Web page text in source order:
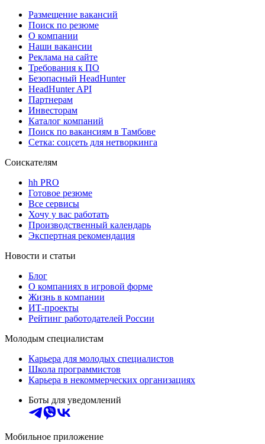
Размещение вакансий
Поиск по резюме
О компании
Наши вакансии
Реклама на сайте
Требования к ПО
Безопасный HeadHunter
HeadHunter API
Партнерам
Инвесторам
Каталог компаний
Поиск по вакансиям в Тамбове
Сетка: соцсеть для нетворкинга
Соискателям
hh PRO
Готовое резюме
Все сервисы
Хочу у вас работать
Производственный календарь
Экспертная рекомендация
Новости и статьи
Блог
О компаниях в игровой форме
Жизнь в компании
ИТ-проекты
Рейтинг работодателей России
Молодым специалистам
Карьера для молодых специалистов
Школа программистов
Карьера в некоммерческих организациях
Боты для уведомлений
Мобильное приложение